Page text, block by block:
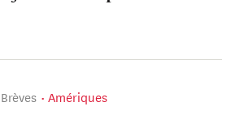
Brèves Amériques